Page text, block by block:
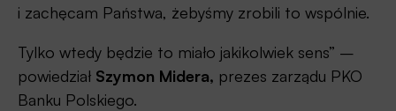
i zachęcam Państwa, żebyśmy zrobili to wspólnie.
Tylko wtedy będzie to miało jakikolwiek sens” –
powiedział Szymon Midera, prezes zarządu PKO
Banku Polskiego.